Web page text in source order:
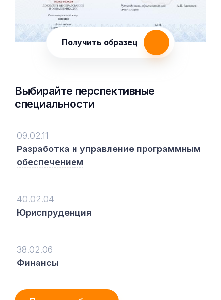
Получить образец
Выбирайте перспективные
специальности
09.02.11
Разработка и управление программным
обеспечением
40.02.04
Юриспруденция
38.02.06
Финансы